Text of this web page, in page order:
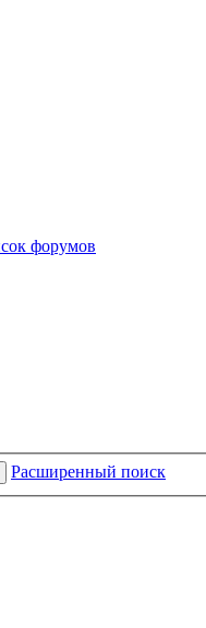
форумов
Расширенный поиск